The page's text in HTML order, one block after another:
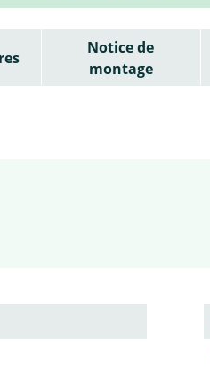
Notice de
montage